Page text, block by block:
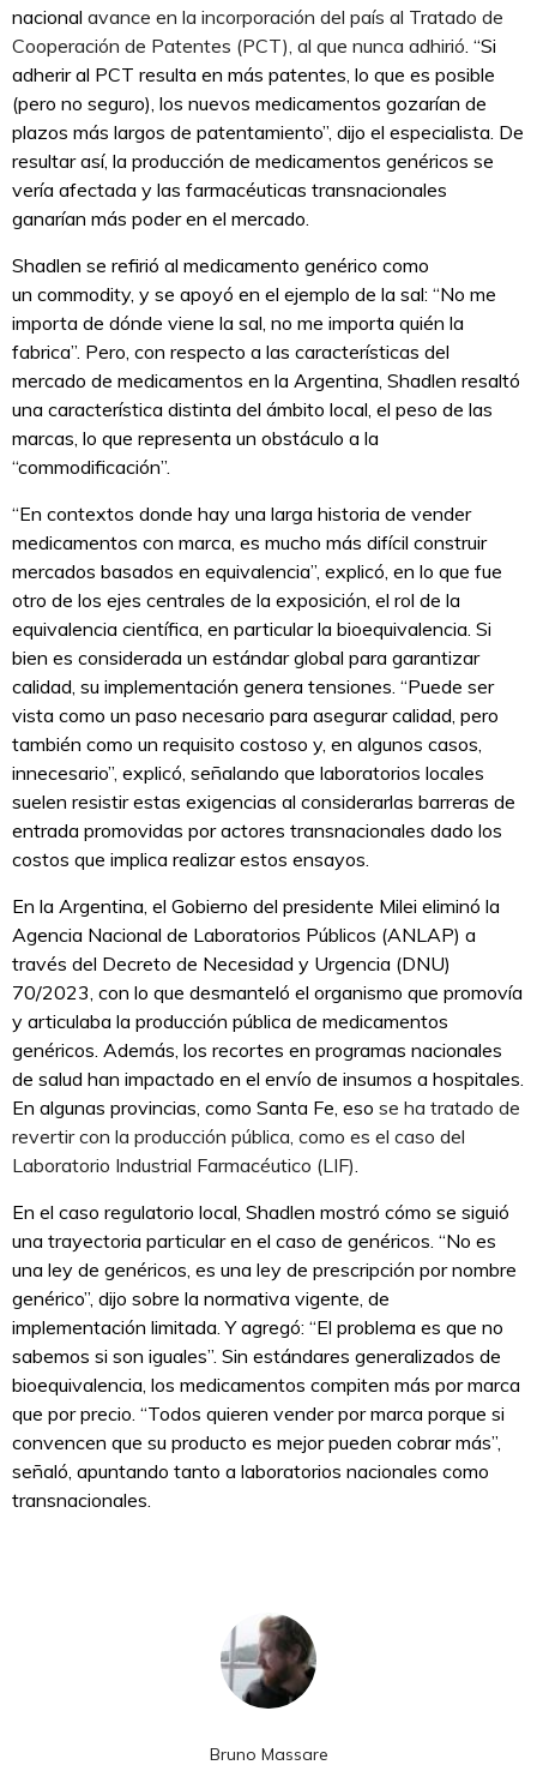
nacional avance en la incorporación del país al Tratado de
Cooperación de Patentes (PCT), al que nunca adhirió . “Si
adherir al PCT resulta en más patentes, lo que es posible
(pero no seguro), los nuevos medicamentos gozarían de
plazos más largos de patentamiento”, dijo el especialista. De
resultar así, la producción de medicamentos genéricos se
vería afectada y las farmacéuticas transnacionales
ganarían más poder en el mercado.
Shadlen se refirió al medicamento genérico como
un commodity, y se apoyó en el ejemplo de la sal: “No me
importa de dónde viene la sal, no me importa quién la
fabrica”. Pero, con respecto a las características del
mercado de medicamentos en la Argentina, Shadlen resaltó
una característica distinta del ámbito local, el peso de las
marcas, lo que representa un obstáculo a la
“commodificación”.
“En contextos donde hay una larga historia de vender
medicamentos con marca, es mucho más difícil construir
mercados basados en equivalencia”, explicó, en lo que fue
otro de los ejes centrales de la exposición, el rol de la
equivalencia científica, en particular la bioequivalencia. Si
bien es considerada un estándar global para garantizar
calidad, su implementación genera tensiones. “Puede ser
vista como un paso necesario para asegurar calidad, pero
también como un requisito costoso y, en algunos casos,
innecesario”, explicó, señalando que laboratorios locales
suelen resistir estas exigencias al considerarlas barreras de
entrada promovidas por actores transnacionales dado los
costos que implica realizar estos ensayos.
En la Argentina, el Gobierno del presidente Milei eliminó la
Agencia Nacional de Laboratorios Públicos (ANLAP) a
través del Decreto de Necesidad y Urgencia (DNU)
70/2023, con lo que desmanteló el organismo que promovía
y articulaba la producción pública de medicamentos
genéricos. Además, los recortes en programas nacionales
de salud han impactado en el envío de insumos a hospitales.
En algunas provincias, como Santa Fe, eso se ha tratado de
revertir con la producción pública, como es el caso del
Laboratorio Industrial Farmacéutico (LIF)
En el caso regulatorio local, Shadlen mostró cómo se siguió
una trayectoria particular en el caso de genéricos. “No es
una ley de genéricos, es una ley de prescripción por nombre
genérico”, dijo sobre la normativa vigente, de
implementación limitada. Y agregó: “El problema es que no
sabemos si son iguales”. Sin estándares generalizados de
bioequivalencia, los medicamentos compiten más por marca
que por precio. “Todos quieren vender por marca porque si
convencen que su producto es mejor pueden cobrar más”,
señaló, apuntando tanto a laboratorios nacionales como
transnacionales.
Bruno Massare